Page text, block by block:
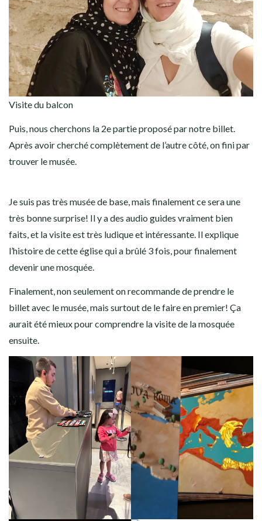
Visite du balcon
Puis, nous cherchons la 2e partie proposé par notre billet.
Après avoir cherché complètement de l’autre côté, on fini par
trouver le musée.
Je suis pas très musée de base, mais finalement ce sera une
très bonne surprise! Il y a des audio guides vraiment bien
faits, et la visite est très ludique et intéressante. Il explique
l’histoire de cette église qui a brûlé 3 fois, pour finalement
devenir une mosquée.
Finalement, non seulement on recommande de prendre le
billet avec le musée, mais surtout de le faire en premier! Ça
aurait été mieux pour comprendre la visite de la mosquée
ensuite.